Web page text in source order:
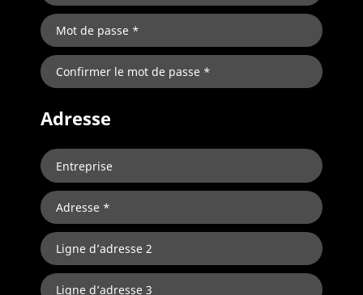
Adresse